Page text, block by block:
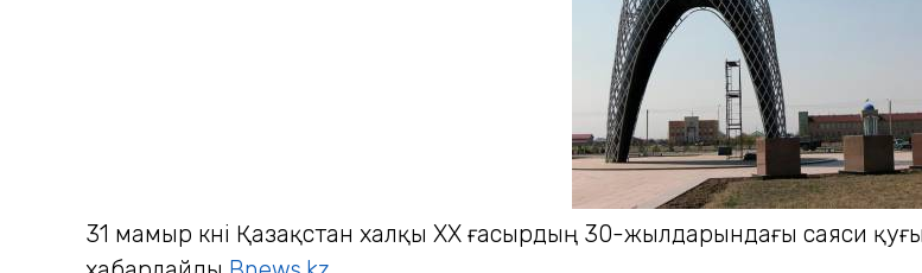
31 мамыр күні Қазақстан халқы XX ғасырдың 30-жылдарындағы саяси